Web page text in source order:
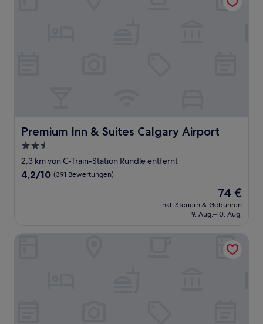
Premium Inn & Suites Calgary Airport
Premium Inn & Suites Calgary Airport
2.5-
Sterne-
Unterkunft
2,3 km von C-Train-Station Rundle entfernt
4.2
4,2/10 (391 Bewertungen)
Der
Preis
beträgt
74 €
inkl. Steuern & Gebühren
9. Aug.–10. Aug.